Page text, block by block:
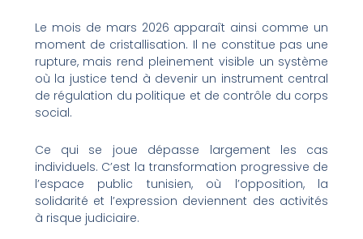
Le mois de mars 2026 apparaît ainsi comme un
moment de cristallisation. Il ne constitue pas une
rupture, mais rend pleinement visible un système
où la justice tend à devenir un instrument central
de régulation du politique et de contrôle du corps
social.
Ce qui se joue dépasse largement les cas
individuels. C’est la transformation progressive de
l’espace public tunisien, où l’opposition, la
solidarité et l’expression deviennent des activités
à risque judiciaire.